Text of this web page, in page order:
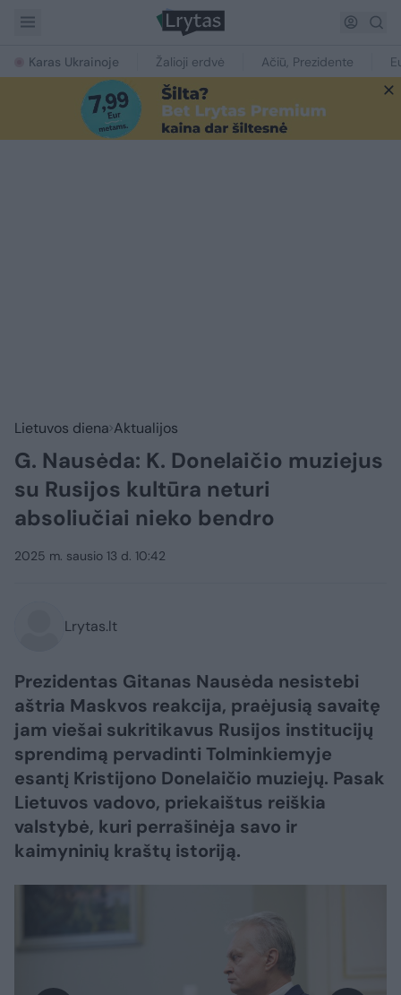
Karas Ukrainoje Žalioji erdvė Ačiū, Prezidente
Lietuvos diena Aktualijos
G. Nausėda: K. Donelaičio muziejus
su Rusijos kultūra neturi
absoliučiai nieko bendro
2025 m. sausio 13 d. 10:42
Lrytas.lt
Prezidentas Gitanas Nausėda nesistebi
aštria Maskvos reakcija, praėjusią savaitę
jam viešai sukritikavus Rusijos institucijų
sprendimą pervadinti Tolminkiemyje
esantį Kristijono Donelaičio muziejų. Pasak
Lietuvos vadovo, priekaištus reiškia
valstybė, kuri perrašinėja savo ir
kaimyninių kraštų istoriją.